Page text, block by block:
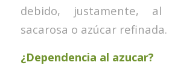
debido, justamente, al
sacarosa o azúcar refinada.
¿Dependencia al azucar?